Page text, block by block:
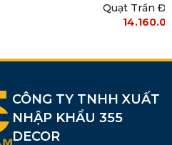
Quạt Trần
CÔNG TY TNHH XUẤT
NHẬP KHẨU 355
DECOR